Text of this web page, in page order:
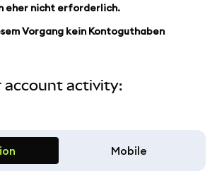
eher nicht erforderlich.
Vorgang kein Kontoguthaben
account activity:
Mobile